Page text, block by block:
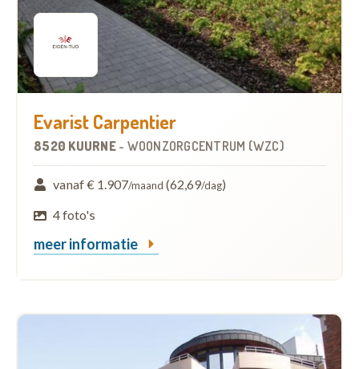
Evarist Carpentier
8520 KUURNE - WOONZORGCENTRUM (WZC)
vanaf € 1.907/maand (62,69/dag)
4 foto's
meer informatie